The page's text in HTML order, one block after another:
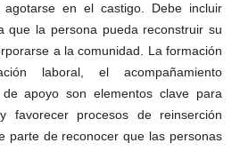
en el castigo. Debe incluir
que la persona pueda reconstruir su
a la comunidad. La formación
laboral, el acompañamiento
apoyo son elementos clave para
favorecer procesos de reinserción
parte de reconocer que las personas